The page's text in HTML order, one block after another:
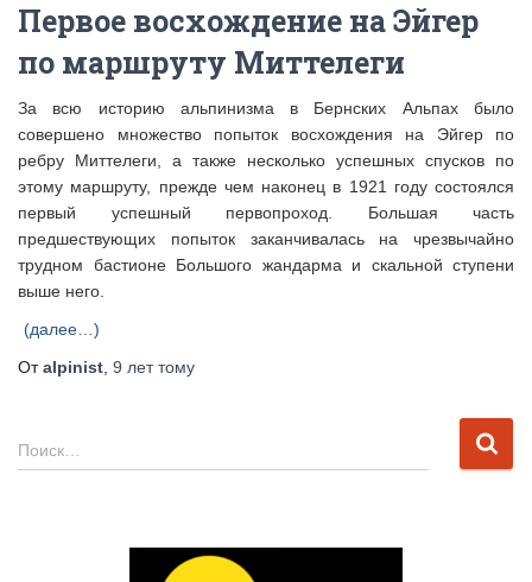
Первое восхождение на Эйгер
по маршруту Миттелеги
За всю историю альпинизма в Бернских Альпах было
совершено множество попыток восхождения на Эйгер по
ребру Миттелеги, а также несколько успешных спусков по
этому маршруту, прежде чем наконец в 1921 году состоялся
первый успешный первопроход. Большая часть
предшествующих попыток заканчивалась на чрезвычайно
трудном бастионе Большого жандарма и скальной ступени
выше него.
(далее…)
Отalpinist 9 леттому
Н
а
Поиск…